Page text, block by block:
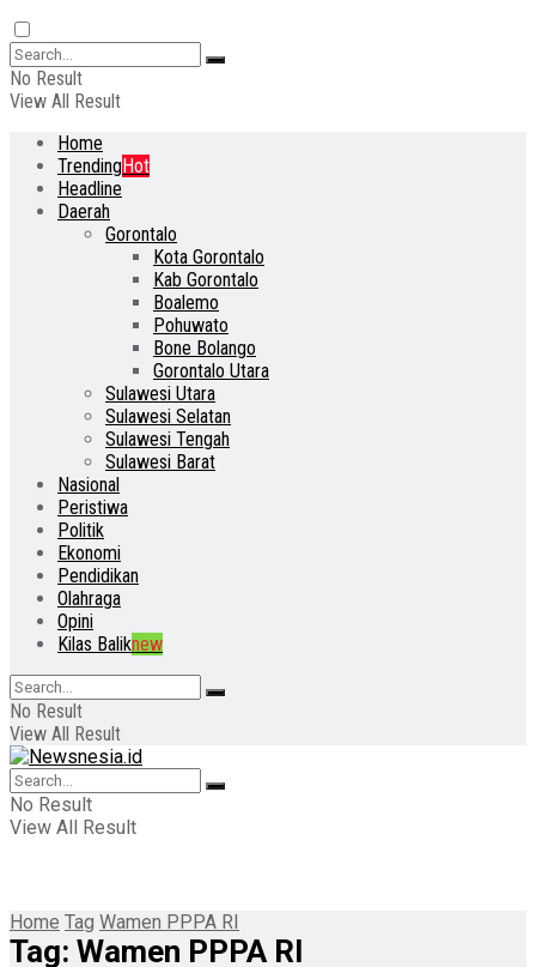
No Result
View All Result
Home
TrendingHot
Headline
Daerah
Gorontalo
Kota Gorontalo
Kab Gorontalo
Boalemo
Pohuwato
Bone Bolango
Gorontalo Utara
Sulawesi Utara
Sulawesi Selatan
Sulawesi Tengah
Sulawesi Barat
Nasional
Peristiwa
Politik
Ekonomi
Pendidikan
Olahraga
Opini
Kilas Baliknew
No Result
View All Result
No Result
View All Result
Home Tag Wamen PPPA RI
Tag: Wamen PPPA RI